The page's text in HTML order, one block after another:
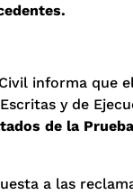
informa que
y de
de la
a las